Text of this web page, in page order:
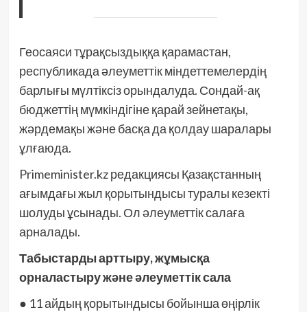
Геосаяси тұрақсыздыққа қарамастан,
республикада әлеуметтік міндеттемелердің
барлығы мүлтіксіз орындалуда. Сондай-ақ
бюджеттің мүмкіндігіне қарай зейнетақы,
жәрдемақы және басқа да қолдау шаралары
ұлғаюда.
Primeminister.kz редакциясы Қазақстанның
ағымдағы жыл қорытындысы туралы кезекті
шолуды ұсынады. Ол әлеуметтік салаға
арналады.
Табыстарды арттыру, жұмысқа
орналастыру және әлеуметтік сала
● 11 айдың қорытындысы бойынша өңірлік